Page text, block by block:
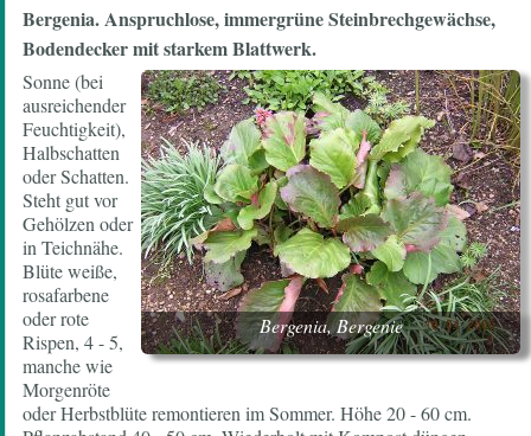
Bergenia.Anspruchlose, immergrüne Steinbrechgewächse,
Bodendecker mit starkem Blattwerk.
Bergenia, Bergenie
Sonne (bei
ausreichender
Feuchtigkeit),
Halbschatten
oder Schatten.
Steht gut vor
Gehölzen oder
in Teichnähe.
Blüte weiße,
rosafarbene
oder rote
Rispen, 4 - 5,
manche wie
Morgenröte
oder Herbstblüte remontieren im Sommer. Höhe 20 - 60 cm.